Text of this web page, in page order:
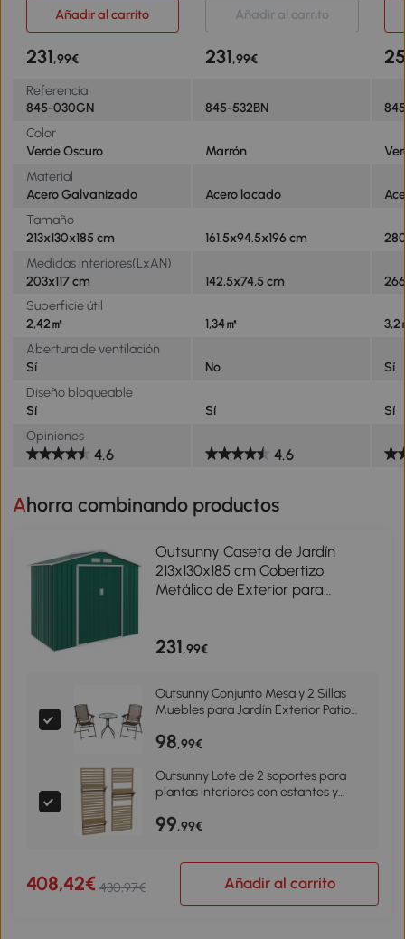
Almacenamiento de
Herramientas Verde
Puerta y Cerradura para
Almacenamiento de
Añadir al carrito Añadir al carrito
231,99€ 231,99€
Referencia
845-030GN
845-532BN
Color
Verde Oscuro
Marrón
Material
Acero Galvanizado
Acero lacado
Tamaño
213x130x185 cm
161.5x94.5x196 cm
Medidas interiores(LxAN)
203x117 cm
142,5x74,5 cm
Superficie útil
2,42㎡
1,34㎡
3,2
Abertura de ventilación
Sí
No
Sí
Diseño bloqueable
Sí
Sí
Sí
Opiniones
4.6 4.6
Ahorra combinando productos
Outsunny Caseta de Jardín
213x130x185 cm Cobertizo
Metálico de Exterior para
231,99€
Outsunny Conjunto Mesa y 2 Sillas
Muebles para Jardín Exterior Patio
Reclinable a 4 Niveles Texteline
98,99€
Outsunny Lote de 2 soportes para
plantas interiores con estantes y
Natural
99,99€
408,42€ 430,97€ Añadir al carrito